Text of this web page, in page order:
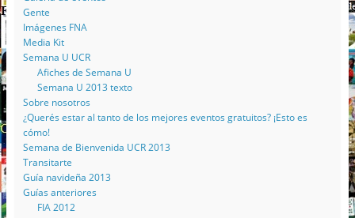
Gente
Imágenes FNA
Media Kit
Semana U UCR
Afiches de Semana U
Semana U 2013 texto
Sobre nosotros
¿Querés estar al tanto de los mejores eventos gratuitos? ¡Esto es
cómo!
Semana de Bienvenida UCR 2013
Transitarte
Guía navideña 2013
Guías anteriores
FIA 2012